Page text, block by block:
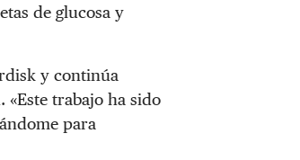
de glucosa y
y continúa
trabajo ha sido
para